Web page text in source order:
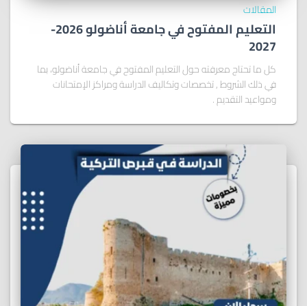
المقالات
التعليم المفتوح في جامعة أناضولو 2026-
2027
كل ما تحتاج معرفته حول التعليم المفتوح في جامعة أناضولو، بما
في ذلك الشروط , تخصصات وتكاليف الدراسة ومراكز الإمتحانات
ومواعيد التقديم .